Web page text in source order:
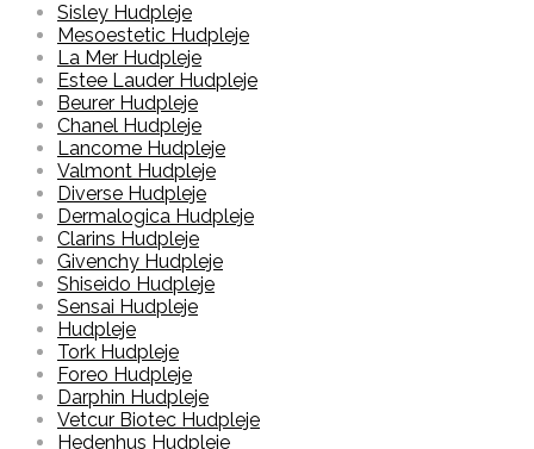
Sisley Hudpleje
Mesoestetic Hudpleje
La Mer Hudpleje
Estee Lauder Hudpleje
Beurer Hudpleje
Chanel Hudpleje
Lancome Hudpleje
Valmont Hudpleje
Diverse Hudpleje
Dermalogica Hudpleje
Clarins Hudpleje
Givenchy Hudpleje
Shiseido Hudpleje
Sensai Hudpleje
Hudpleje
Tork Hudpleje
Foreo Hudpleje
Darphin Hudpleje
Vetcur Biotec Hudpleje
Hedenhus Hudpleje